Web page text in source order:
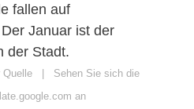
fallen auf
Januar ist der
der Stadt.
Quelle | Sehen Sie sich die
an